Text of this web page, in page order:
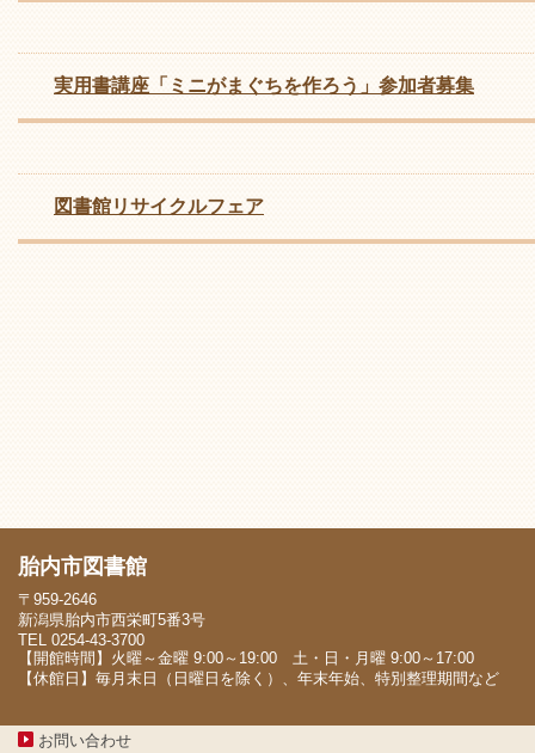
実用書講座「ミニがまぐちを作ろう」参加者募集
図書館リサイクルフェア
胎内市図書館
〒959-2646
新潟県胎内市西栄町5番3号
TEL 0254-43-3700
【開館時間】火曜～金曜 9:00～19:00 土・日・月曜 9:00～17:00
【休館日】毎月末日（日曜日を除く）、年末年始、特別整理期間など
お問い合わせ